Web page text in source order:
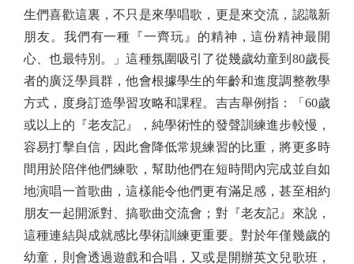
生們喜歡這裏，不只是來學唱歌，更是來交流，認識新
朋友。我們有一種『一齊玩』的精神，這份精神最開
心、也最特別。」這種氛圍吸引了從幾歲幼童到80歲長
者的廣泛學員群，他會根據學生的年齡和進度調整教學
方式，度身訂造學習攻略和課程。吉吉舉例指：「60歲
或以上的『老友記』，純學術性的發聲訓練進步較慢，
容易打擊自信，因此會降低常規練習的比重，將更多時
間用於陪伴他們練歌，幫助他們在短時間內完成並自如
地演唱一首歌曲，這樣能令他們更有滿足感，甚至相約
朋友一起開派對、搞歌曲交流會；對『老友記』來說，
這種連結與成就感比學術訓練更重要。對於年僅幾歲的
幼童，則會透過遊戲和合唱，又或是開辦英文兒歌班，